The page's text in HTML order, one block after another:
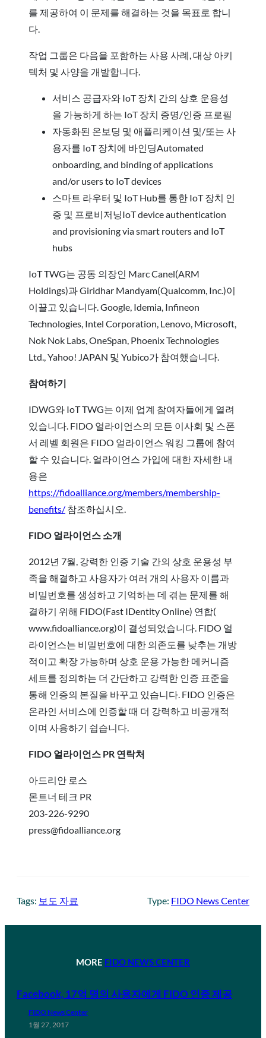
를 제공하여 이 문제를 해결하는 것을 목표로 합니
다.
작업 그룹은 다음을 포함하는 사용 사례, 대상 아키
텍처 및 사양을 개발합니다.
서비스 공급자와 IoT 장치 간의 상호 운용성
을 가능하게 하는 IoT 장치 증명/인증 프로필
자동화된 온보딩 및 애플리케이션 및/또는 사
용자를 IoT 장치에 바인딩Automated
onboarding, and binding of applications
and/or users to IoT devices
스마트 라우터 및 IoT Hub를 통한 IoT 장치 인
증 및 프로비저닝IoT device authentication
and provisioning via smart routers and IoT
hubs
IoT TWG는 공동 의장인 Marc Canel(ARM
Holdings)과 Giridhar Mandyam(Qualcomm, Inc.)이
이끌고 있습니다. Google, Idemia, Infineon
Technologies, Intel Corporation, Lenovo, Microsoft,
Nok Nok Labs, OneSpan, Phoenix Technologies
Ltd., Yahoo! JAPAN 및 Yubico가 참여했습니다.
참여하기
IDWG와 IoT TWG는 이제 업계 참여자들에게 열려
있습니다. FIDO 얼라이언스의 모든 이사회 및 스폰
서 레벨 회원은 FIDO 얼라이언스 워킹 그룹에 참여
할 수 있습니다. 얼라이언스 가입에 대한 자세한 내
용은
https://fidoalliance.org/members/membership-
benefits/ 참조하십시오.
FIDO 얼라이언스 소개
2012년 7월, 강력한 인증 기술 간의 상호 운용성 부
족을 해결하고 사용자가 여러 개의 사용자 이름과
비밀번호를 생성하고 기억하는 데 겪는 문제를 해
결하기 위해 FIDO(Fast IDentity Online) 연합(
www.fidoalliance.org)이 결성되었습니다. FIDO 얼
라이언스는 비밀번호에 대한 의존도를 낮추는 개방
적이고 확장 가능하며 상호 운용 가능한 메커니즘
세트를 정의하는 더 간단하고 강력한 인증 표준을
통해 인증의 본질을 바꾸고 있습니다. FIDO 인증은
온라인 서비스에 인증할 때 더 강력하고 비공개적
이며 사용하기 쉽습니다.
FIDO 얼라이언스 PR 연락처
아드리안 로스
몬트너 테크 PR
203-226-9290
press@fidoalliance.org
Tags: 보도 자료 Type: FIDO News Center
MORE FIDO NEWS CENTER
Facebook, 17억 명의 사용자에게 FIDO 인증 제공
FIDO News Center
1월 27, 2017